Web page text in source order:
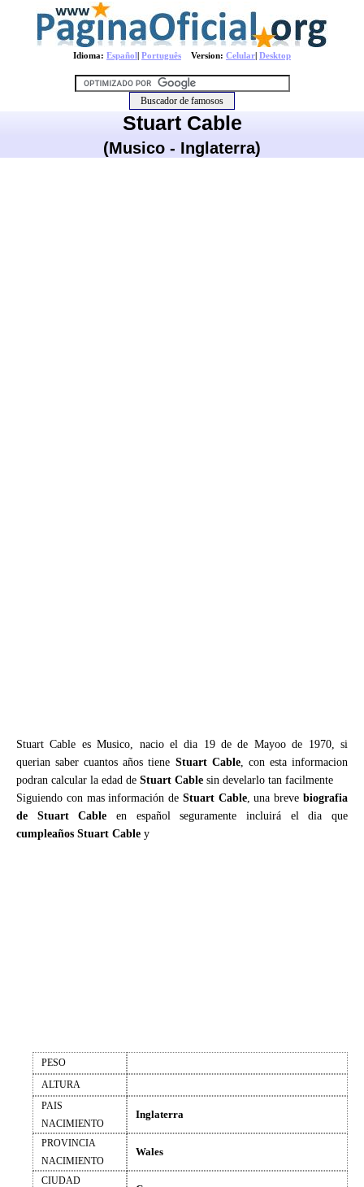
Idioma: Español| Português Version: Celular| Desktop
Stuart Cable
(Musico - Inglaterra)
Stuart Cable es Musico, nacio el dia 19 de de Mayoo de 1970, si
querian saber cuantos años tiene Stuart Cable, con esta informacion
podran calcular la edad de Stuart Cable sin develarlo tan facilmente
Siguiendo con mas información de Stuart Cable, una brevebiografia
de Stuart Cable en español seguramente incluirá el dia que
cumpleaños Stuart Cable y
PESO
ALTURA
PAIS
NACIMIENTO
Inglaterra
PROVINCIA
NACIMIENTO
Wales
CIUDAD